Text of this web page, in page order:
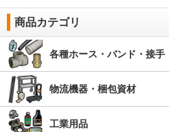
商品カテゴリ
各種ホース・バンド・接手
物流機器・梱包資材
工業用品